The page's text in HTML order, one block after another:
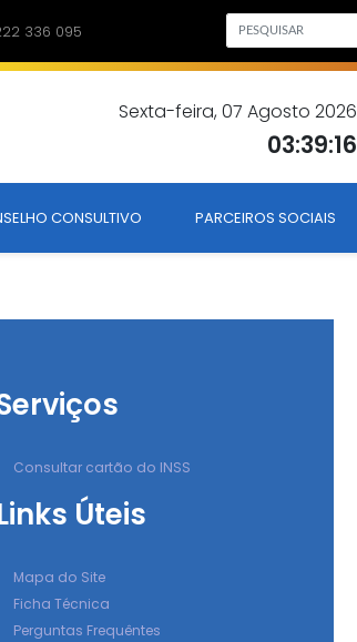
336 095
Sexta-feira, 07 Agosto 2026
03:39:16
CONSULTIVO PARCEIROS SOCIAIS
Consultar cartão do INSS
Úteis
Mapa do Site
Ficha Técnica
Perguntas Frequêntes